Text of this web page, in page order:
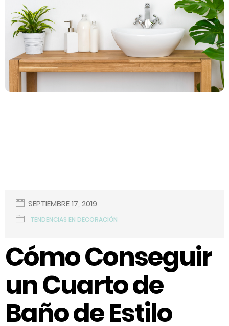
SEPTIEMBRE 17, 2019
TENDENCIAS EN DECORACIÓN
Cómo Conseguir
un Cuarto de
Baño de Estilo